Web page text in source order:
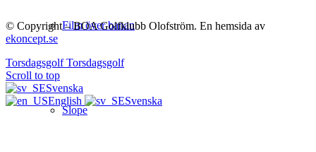
Film över banan
Slope
© Copyright – BOA Golfklubb Olofström. En hemsida av
ekoncept.se
Torsdagsgolf Torsdagsgolf
Scroll to top
Svenska
English
Svenska